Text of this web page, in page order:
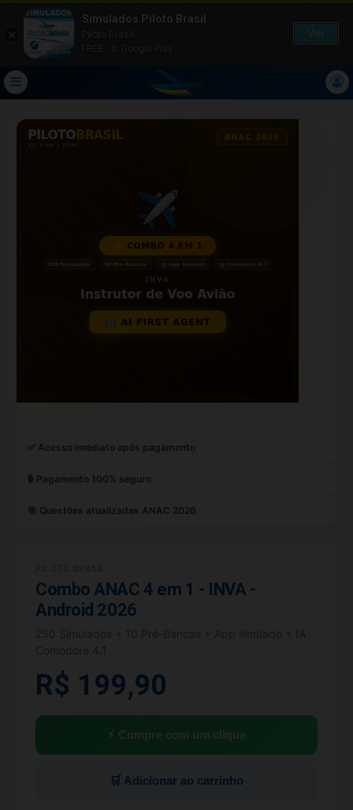
✅ Acesso imediato após pagamento
🔒 Pagamento 100% seguro
🎯 Questões atualizadas ANAC 2026
Combo ANAC 4 em 1 - INVA -
Android 2026
R$ 199,90
⚡ Compre com um clique
🛒 Adicionar ao carrinho
Simulados Piloto Brasil
Piloto Brasil
FREE - In Google Play